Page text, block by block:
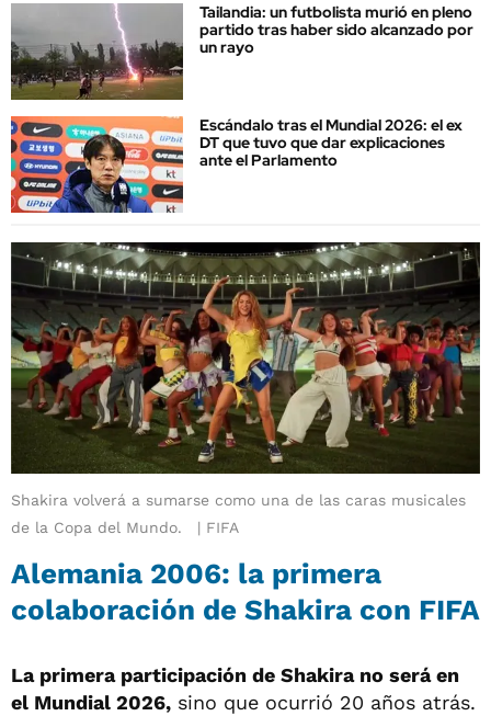
Tailandia: un futbolista murió en pleno
partido tras haber sido alcanzado por
un rayo
Escándalo tras el Mundial 2026: el ex
DT que tuvo que dar explicaciones
ante el Parlamento
Shakira volverá a sumarse como una de las caras musicales
de la Copa del Mundo.
FIFA
Alemania 2006: la primera
colaboración de Shakira con FIFA
La primera participación de Shakira no será en
el Mundial 2026, sino que ocurrió 20 años atrás.